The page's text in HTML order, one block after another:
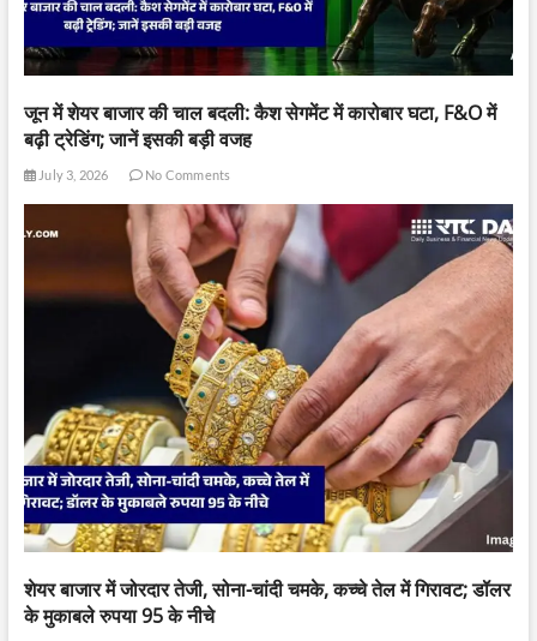
जून में शेयर बाजार की चाल बदली: कैश सेगमेंट में कारोबार घटा, F&O में
बढ़ी ट्रेडिंग; जानें इसकी बड़ी वजह
July 3, 2026 No Comments
शेयर बाजार में जोरदार तेजी, सोना-चांदी चमके, कच्चे तेल में गिरावट; डॉलर
के मुकाबले रुपया 95 के नीचे